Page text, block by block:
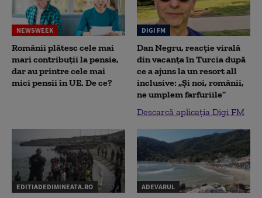
NEWSWEEK
Românii plătesc cele mai
mari contribuții la pensie,
dar au printre cele mai
mici pensii în UE. De ce?
DIGI FM
Dan Negru, reacție virală
din vacanța în Turcia după
ce a ajuns la un resort all
inclusive: „Și noi, românii,
ne umplem farfuriile”
Descarcă aplicația Digi FM
EDITIADEDIMINEATA.RO ADEVARUL